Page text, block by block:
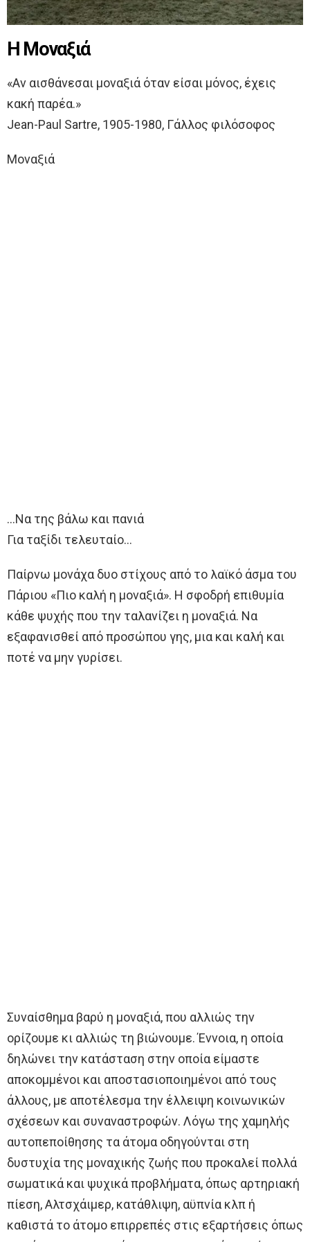
Η Μοναξιά
«Αν αισθάνεσαι μοναξιά όταν είσαι μόνος, έχεις
κακή παρέα.»
Jean-Paul Sartre, 1905-1980, Γάλλος φιλόσοφος
Μοναξιά
…Να της βάλω και πανιά
Για ταξίδι τελευταίο…
Παίρνω μονάχα δυο στίχους από το λαϊκό άσμα του
Πάριου «Πιο καλή η μοναξιά». Η σφοδρή επιθυμία
κάθε ψυχής που την ταλανίζει η μοναξιά. Να
εξαφανισθεί από προσώπου γης, μια και καλή και
ποτέ να μην γυρίσει.
Συναίσθημα βαρύ η μοναξιά, που αλλιώς την
ορίζουμε κι αλλιώς τη βιώνουμε. Έννοια, η οποία
δηλώνει την κατάσταση στην οποία είμαστε
αποκομμένοι και αποστασιοποιημένοι από τους
άλλους, με αποτέλεσμα την έλλειψη κοινωνικών
σχέσεων και συναναστροφών. Λόγω της χαμηλής
αυτοπεποίθησης τα άτομα οδηγούνται στη
δυστυχία της μοναχικής ζωής που προκαλεί πολλά
σωματικά και ψυχικά προβλήματα, όπως αρτηριακή
πίεση, Αλτσχάιμερ, κατάθλιψη, αϋπνία κλπ ή
καθιστά το άτομο επιρρεπές στις εξαρτήσεις όπως